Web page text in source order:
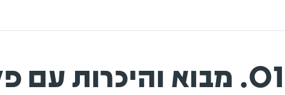
01. מבוא והיכרות עם פלאסק